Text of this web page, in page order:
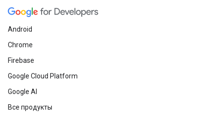
Android
Chrome
Firebase
Google Cloud Platform
Google AI
Все продукты